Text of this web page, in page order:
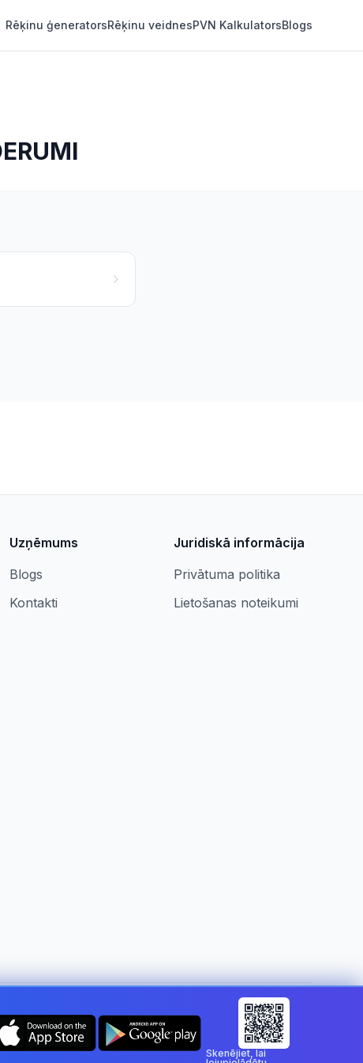
Rēķinu ģeneratorsRēķinu veidnesPVN KalkulatorsBlogs
Uzņēmums
Blogs
Kontakti
Juridiskā informācija
Privātuma politika
Lietošanas noteikumi
Mainīt valsti: Latvia
Skenējiet, lai